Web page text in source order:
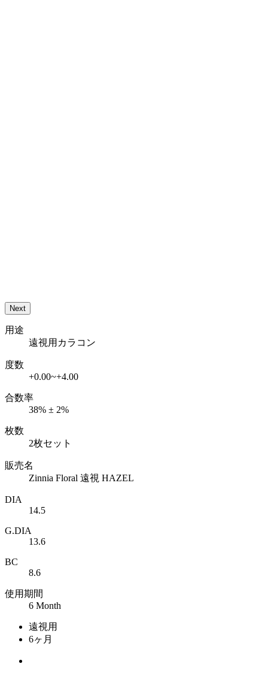
Next
用途
遠視用カラコン
度数
+0.00~+4.00
合数率
38% ± 2%
枚数
2枚セット
販売名
Zinnia Floral 遠視 HAZEL
DIA
14.5
G.DIA
13.6
BC
8.6
使用期間
6 Month
遠視用
6ヶ月